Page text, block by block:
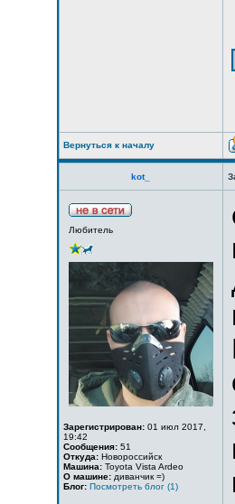
Вернуться к началу
kot_
Любитель
Зарегистрирован: 01 июл 2017,
19:42
Сообщения: 51
Откуда: Новороссийск
Машина: Toyota Vista Ardeo
О машине: диванчик =)
Блог: Посмотреть блог (1)